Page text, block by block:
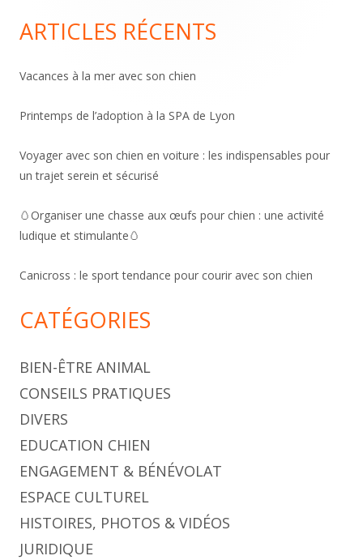
ARTICLES RÉCENTS
Vacances à la mer avec son chien
Printemps de l’adoption à la SPA de Lyon
Voyager avec son chien en voiture : les indispensables pour
un trajet serein et sécurisé
🥚Organiser une chasse aux œufs pour chien : une activité
ludique et stimulante🥚
Canicross : le sport tendance pour courir avec son chien
CATÉGORIES
BIEN-ÊTRE ANIMAL
CONSEILS PRATIQUES
DIVERS
EDUCATION CHIEN
ENGAGEMENT & BÉNÉVOLAT
ESPACE CULTUREL
HISTOIRES, PHOTOS & VIDÉOS
JURIDIQUE